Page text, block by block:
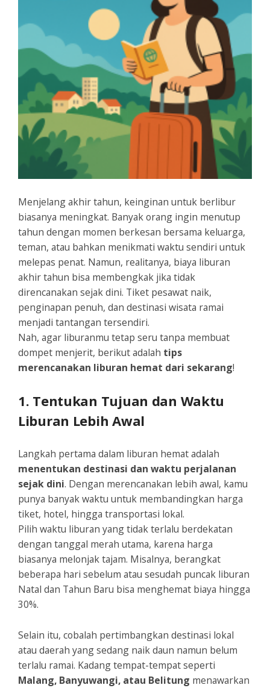
Menjelang akhir tahun, keinginan untuk berlibur
biasanya meningkat. Banyak orang ingin menutup
tahun dengan momen berkesan bersama keluarga,
teman, atau bahkan menikmati waktu sendiri untuk
melepas penat. Namun, realitanya, biaya liburan
akhir tahun bisa membengkak jika tidak
direncanakan sejak dini. Tiket pesawat naik,
penginapan penuh, dan destinasi wisata ramai
menjadi tantangan tersendiri.
Nah, agar liburanmu tetap seru tanpa membuat
dompet menjerit, berikut adalah tips
merencanakan liburan hemat dari sekarang!
1. Tentukan Tujuan dan Waktu
Liburan Lebih Awal
Langkah pertama dalam liburan hemat adalah
menentukan destinasi dan waktu perjalanan
sejak dini. Dengan merencanakan lebih awal, kamu
punya banyak waktu untuk membandingkan harga
tiket, hotel, hingga transportasi lokal.
Pilih waktu liburan yang tidak terlalu berdekatan
dengan tanggal merah utama, karena harga
biasanya melonjak tajam. Misalnya, berangkat
beberapa hari sebelum atau sesudah puncak liburan
Natal dan Tahun Baru bisa menghemat biaya hingga
30%.
Selain itu, cobalah pertimbangkan destinasi lokal
atau daerah yang sedang naik daun namun belum
terlalu ramai. Kadang tempat-tempat seperti
Malang, Banyuwangi, atau Belitung menawarkan